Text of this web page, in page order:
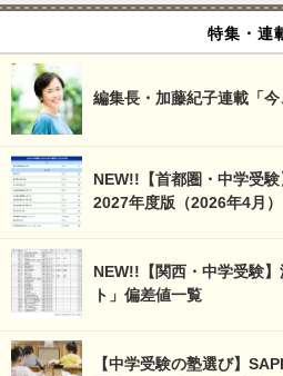
特集・連
編集長・加藤紀子連載「今
NEW!!【首都圏・中学受
2027年度版（2026年4月）
NEW!!【関西・中学受験
ト」偏差値一覧
【中学受験の塾選び】